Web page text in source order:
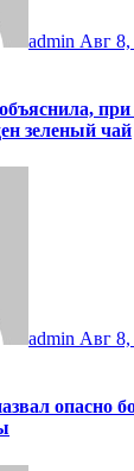
admin Авг 8,
при
зеленый чай
admin Авг 8,
опасно